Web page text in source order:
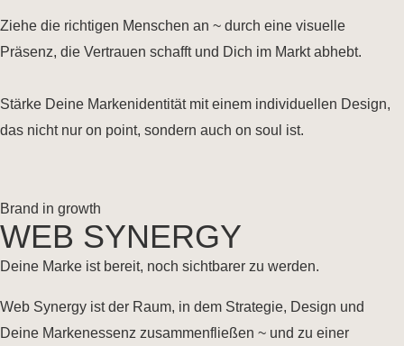
Ziehe die richtigen Menschen an ~ durch eine visuelle
Präsenz, die Vertrauen schafft und Dich im Markt abhebt.
Stärke Deine Markenidentität mit einem individuellen Design,
das nicht nur on point, sondern auch on soul ist.
Brand in growth
WEB SYNERGY
Deine Marke ist bereit, noch sichtbarer zu werden.
Web Synergy ist der Raum, in dem Strategie, Design und
Deine Markenessenz zusammenfließen ~ und zu einer